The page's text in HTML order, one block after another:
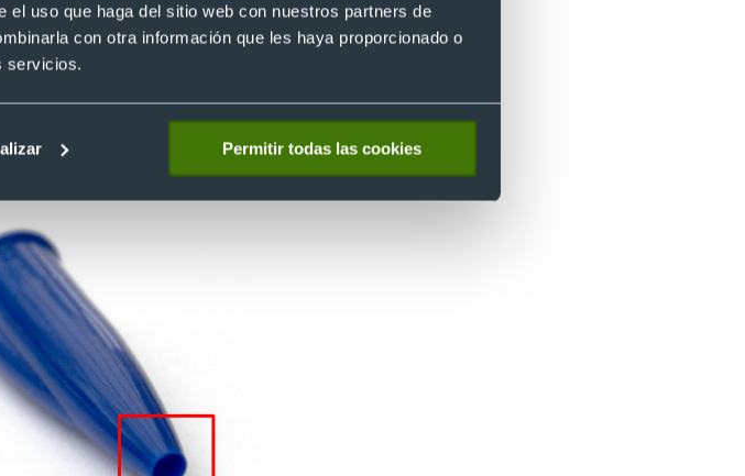
uso que haga del sitio web con nuestros partners de
con otra información que les haya proporcionado o
servicios.
Permitir todas las cookies